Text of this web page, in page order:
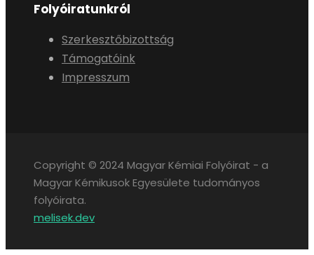
Folyóiratunkról
Szerkesztőbizottság
Támogatóink
Impresszum
Copyright © 2024 Magyar Kémiai Folyóirat - a
Magyar Kémikusok Egyesülete tudományos
folyóirata.
melisek.dev